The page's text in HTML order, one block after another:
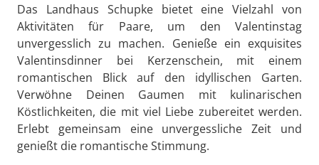
Das Landhaus Schupke bietet eine Vielzahl von
Aktivitäten für Paare, um den Valentinstag
unvergesslich zu machen. Genieße ein exquisites
Valentinsdinner bei Kerzenschein, mit einem
romantischen Blick auf den idyllischen Garten.
Verwöhne Deinen Gaumen mit kulinarischen
Köstlichkeiten, die mit viel Liebe zubereitet werden.
Erlebt gemeinsam eine unvergessliche Zeit und
genießt die romantische Stimmung.